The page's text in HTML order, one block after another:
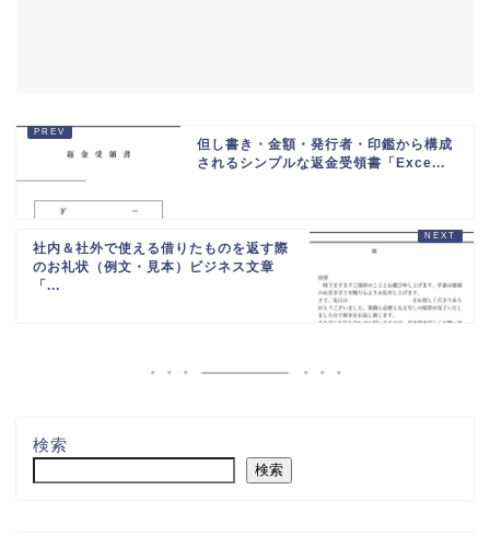
但し書き・金額・発行者・印鑑から構成
されるシンプルな返金受領書「Exce...
社内＆社外で使える借りたものを返す際
のお礼状（例文・見本）ビジネス文章
「...
検索
検索